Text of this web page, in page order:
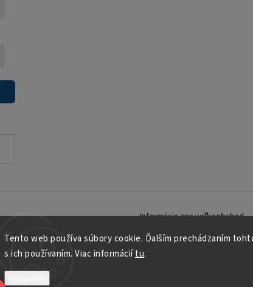
Tento web používa súbory cookie. Ďalším prechádzaním
s ich používaním. Viac informáciítu.
Informácie pre veľkoobchod